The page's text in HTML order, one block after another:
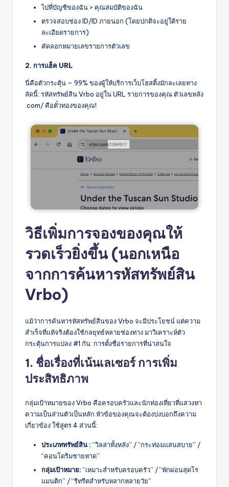
ไปที่บัญชีของฉัน > คุณสมบัติของฉัน
ตรวจสอบช่อง ID/ID ภายนอก (โดยปกติจะอยู่ใต้ราย
ละเอียดรายการ)
คัดลอกหมายเลขรายการตัวเลข
2. การแฮ็ค URL
นี่คือตัวกระตุ้น – 99% ของผู้ให้บริการเว็บโฮสติ้งมักละเลยทาง
ลัดนี้: รหัสทรัพย์สิน Vrbo อยู่ใน URL รายการของคุณ ตัวเลขหลัง
.com/ คือตั๋วทองของคุณ!
วิธีเพิ่มการจองของคุณให้
รวดเร็วยิ่งขึ้น (นอกเหนือ
จากการค้นหารหัสทรัพย์สิน
Vrbo)
แม้ว่าการค้นหารหัสทรัพย์สินของ Vrbo จะมีประโยชน์ แต่ความ
สำเร็จที่แท้จริงต้องใช้กลยุทธ์หลายช่องทาง มาวิเคราะห์ตัว
กระตุ้นการแปลง #1 กัน: การตั้งชื่อรายการที่น่าสนใจ
1. ชื่อเรื่องที่เน้นเลเซอร์การเพิ่ม
ประสิทธิภาพ
กลุ่มเป้าหมายของ Vrbo คือครอบครัวและนักท่องเที่ยวที่แสวงหา
ความเป็นส่วนตัวเป็นหลัก หัวข้อของคุณจะต้องบ่งบอกถึงความ
เกี่ยวข้อง ใช้สูตร 4 ส่วนนี้:
ประเภททรัพย์สิน :“วิลล่าทั้งหลัง” / “กระท่อมแสนสบาย” /
“คอนโดริมชายหาด”
กลุ่มเป้าหมาย:“เหมาะสำหรับครอบครัว” / “พักผ่อนสุดโร
แมนติก” / “รีทรีตสำหรับหลากหลายวัย”